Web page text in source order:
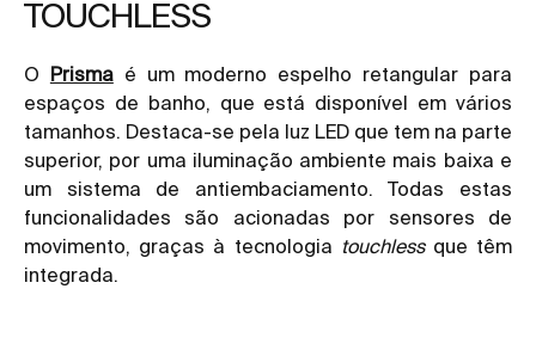
TOUCHLESS
O Prismaé um moderno espelho retangular para
espaços de banho, que está disponível em vários
tamanhos. Destaca-se pela luz LED que tem na parte
superior, por uma iluminação ambiente mais baixa e
um sistema de antiembaciamento. Todas estas
funcionalidades são acionadas por sensores de
movimento, graças à tecnologia touchlessque têm
integrada.